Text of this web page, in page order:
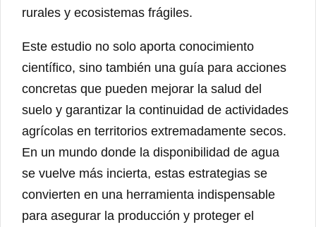
rurales y ecosistemas frágiles.
Este estudio no solo aporta conocimiento
científico, sino también una guía para acciones
concretas que pueden mejorar la salud del
suelo y garantizar la continuidad de actividades
agrícolas en territorios extremadamente secos.
En un mundo donde la disponibilidad de agua
se vuelve más incierta, estas estrategias se
convierten en una herramienta indispensable
para asegurar la producción y proteger el